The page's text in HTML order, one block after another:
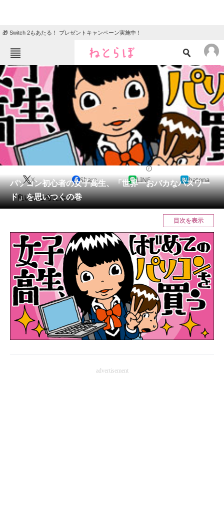
🎁 Switch 2もあたる！ プレゼントキャンペーン実施中！
ねとらぼメニュー
TOP ニュース
エンタメ
グルメ 地域
住まい 教育・育児
動物 リサーチ
会員記事
メディア
ITの今と未来を見通す
スマホと通信の最新トレンド
進化するPCとデバイスの未来
好きが集まる 比べて選べる
ビジネスと働き方のヒント
AI活用のいまが分かる
パソコン初心者の女子高生、「世界一おバカなパスワー
ド」を思いつくの巻
X Share LINE hatena
「良いこと考えた！」
目次を表示
advertisement